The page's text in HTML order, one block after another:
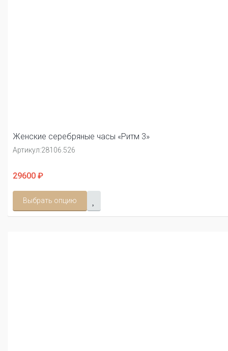
Женские серебряные часы «Ритм 3»
Артикул:28106.526
29600 ₽
Выбрать опцию